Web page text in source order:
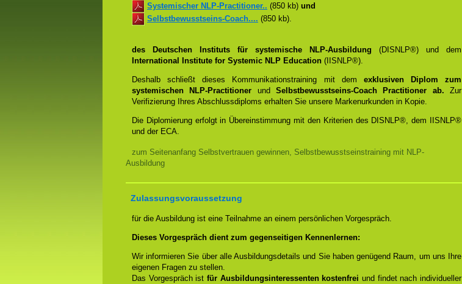
Systemischer NLP-Practitioner.. (850 kb) und
Selbstbewusstseins-Coach.... (850 kb).
des Deutschen Instituts für systemische NLP-Ausbildung (DISNLP®) und dem
International Institute for Systemic NLP Education (IISNLP®).
Deshalb schließt dieses Kommunikationstraining mit dem exklusiven Diplom zum
systemischen NLP-Practitioner undSelbstbewusstseins-Coach Practitioner ab.Zur
Verifizierung Ihres Abschlussdiploms erhalten Sie unsere Markenurkunden in Kopie.
Die Diplomierung erfolgt in Übereinstimmung mit den Kriterien des DISNLP®, dem IISNLP®
und der ECA.
zum Seitenanfang Selbstvertrauen gewinnen, Selbstbewusstseinstraining mit NLP-
Ausbildung
Zulassungsvoraussetzung
für die Ausbildung ist eine Teilnahme an einem persönlichen Vorgespräch.
Dieses Vorgespräch dient zum gegenseitigen Kennenlernen:
Wir informieren Sie über alle Ausbildungsdetails und Sie haben genügend Raum, um uns Ihre
eigenen Fragen zu stellen.
Das Vorgespräch ist für Ausbildungsinteressenten kostenfrei und findet nach individueller